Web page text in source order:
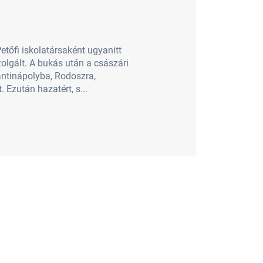
iskolatársaként ugyanitt
A bukás után a császári
Rodoszra,
Ezután hazatért, s...